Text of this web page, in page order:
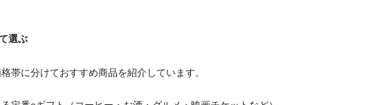
選ぶ
帯に分けておすすめ商品を紹介しています。